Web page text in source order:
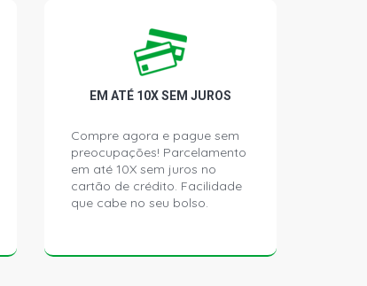
EM ATÉ 10X SEM JUROS
Compre agora e pague sem
preocupações! Parcelamento
em até 10X sem juros no
cartão de crédito. Facilidade
que cabe no seu bolso.